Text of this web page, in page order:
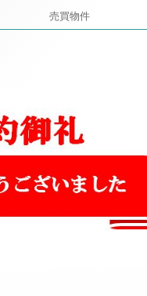
売買物件